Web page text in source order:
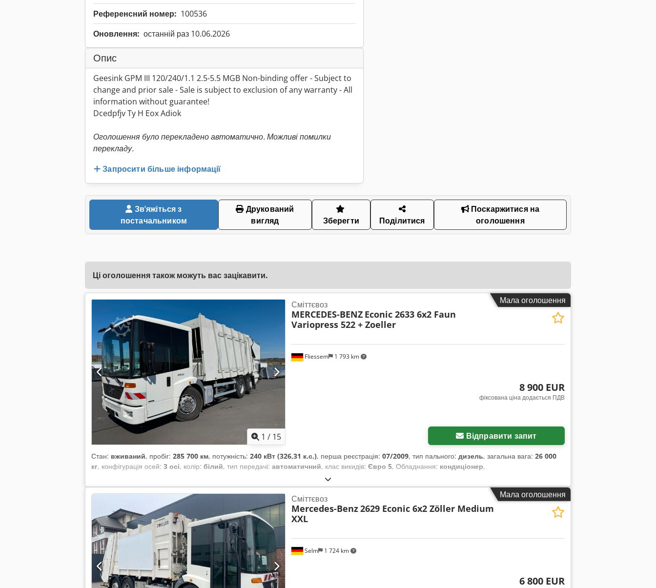
Референсний номер: 100536
Оновлення: останній раз 10.06.2026
Опис
Geesink GPM III 120/240/1.1 2.5-5.5 MGB Non-binding offer - Subject to
change and prior sale - Sale is subject to exclusion of any warranty - All
information without guarantee!
Dcedpfjv Ty H Eox Adiok
Оголошення було перекладено автоматично. Можливі помилки
перекладу.
Запросити більше інформації
постачальником
Друкований
вигляд
Зберегти Поділитися
Поскаржитися на
оголошення
Ці оголошення також можуть вас зацікавити.
Мала оголошення
1 / 15
Fliessem 1 793 km
Сміттєвоз
MERCEDES-BENZ Econic 2633 6x2 Faun
Variopress 522 + Zoeller
8 900 EUR
фіксована ціна додається ПДВ
Відправити запит
Стан: вживаний, пробіг: 285 700 км, потужність: 240 кВт (326,31 к.с.), перша реєстрація: 07/2009, тип пального: дизель, загальна вага: 26 000
кг, конфігурація осей: 3 осі, колір: білий, тип передачі: автоматичний, клас викидів: Євро 5, Обладнання: кондиціонер,
Мала оголошення
Selm 1 724 km
Сміттєвоз
Mercedes-Benz2629 Econic 6x2 Zöller Medium
XXL
6 800 EUR